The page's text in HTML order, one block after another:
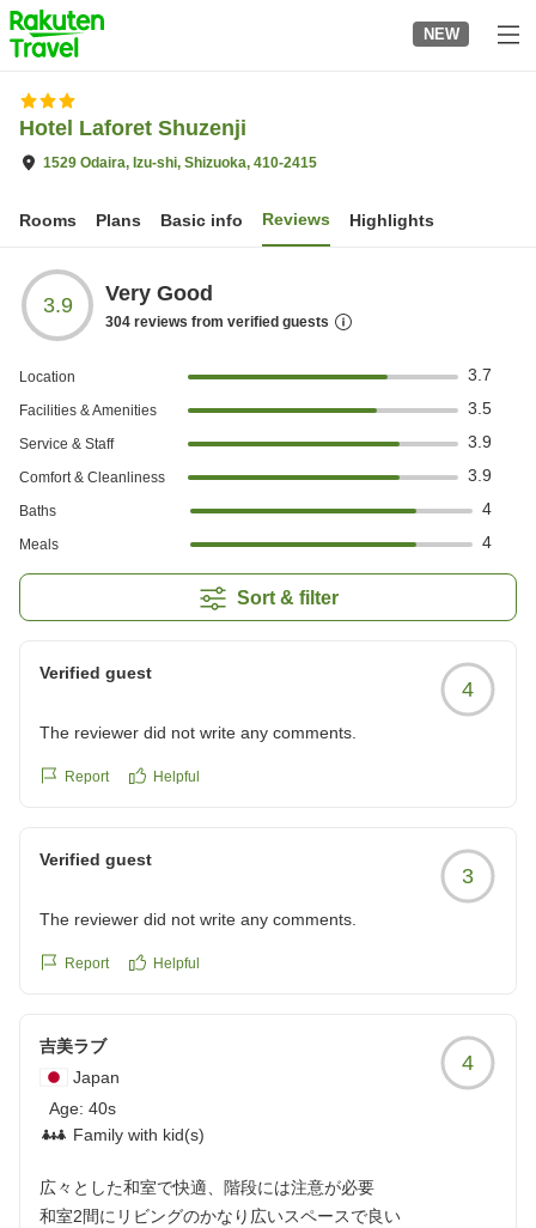
to
top
page
NEW
Hotel Laforet Shuzenji
1529 Odaira, Izu-shi, Shizuoka, 410-2415
Rooms Plans Basic info Reviews Highlights
3.9 Very Good
304 reviews from verified guests
Location 3.7
Facilities & Amenities 3.5
Service & Staff 3.9
Comfort & Cleanliness 3.9
Baths 4
Meals 4
Sort & filter
Verified guest
4
The reviewer did not write any comments.
Report Helpful
Verified guest
3
The reviewer did not write any comments.
Report Helpful
吉美ラブ
Japan
Age: 40s
Family with kid(s)
4
広々とした和室で快適、階段には注意が必要
和室2間にリビングのかなり広いスペースで良い